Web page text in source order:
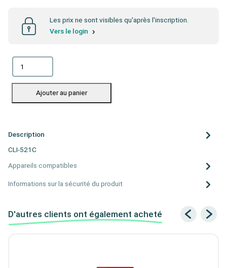
Les prix ne sont visibles qu'après l'inscription.
Vers le login
Ajouter au panier
Description
CLI-521C
Appareils compatibles
Informations sur la sécurité du produit
D'autres clients ont également acheté